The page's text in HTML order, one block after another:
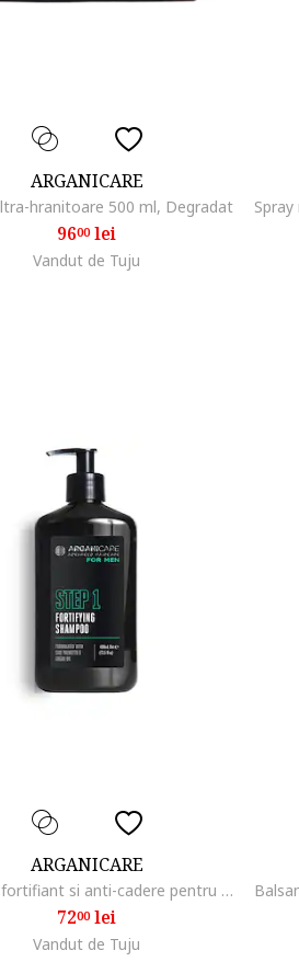
ARGANICARE
hranitoare 500 ml, Degradat
9600lei
Vandut de Tuju
ARGANICARE
Sampon fortifiant si anti-cadere pentru barbati, cu Saw Palmetto & ulei de argan, 400 ml
7200lei
Vandut de Tuju